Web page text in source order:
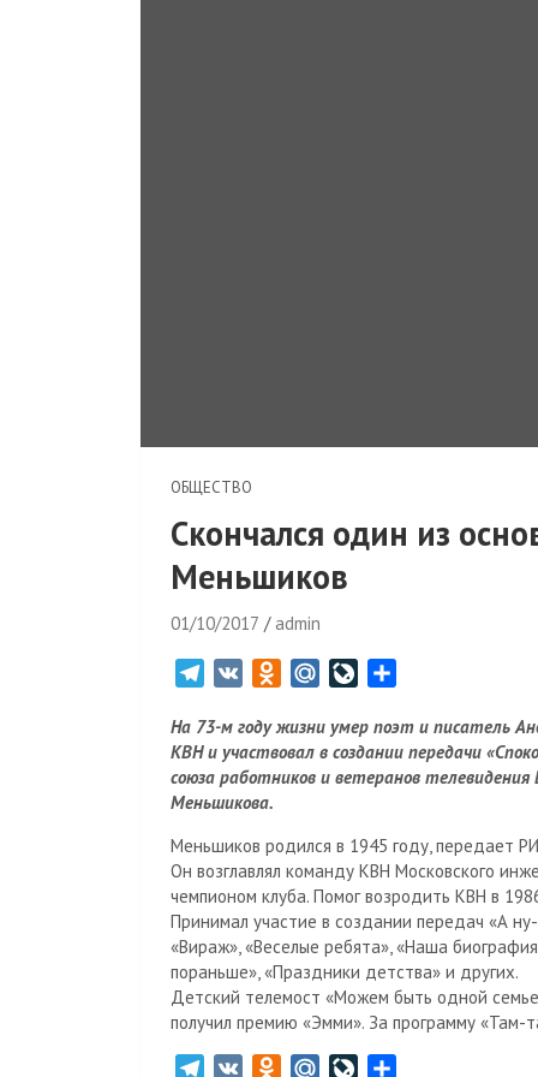
ОБЩЕСТВО
Скончался один из
Меньшиков
01/10/2017 admin
l
e
g
a
m
n
o
k
a
s
s
n
i
k
i
M
i
l
.
u
v
e
J
u
r
n
a
п
р
а
и
т
ь
На 73-м году жизни умер поэт и писатель
КВН и участвовал в создании передачи
союза работников и ветеранов
Меньшикова.
Меньшиков родился в 1945 году, передает
Он возглавлял команду КВН Московского
чемпионом клуба. Помог возродить КВН в
Принимал участие в создании передач «А
«Вираж», «Веселые ребята», «Наша
пораньше», «Праздники детства» и других.
Детский телемост «Можем быть одной
получил премию «Эмми». За программу
M